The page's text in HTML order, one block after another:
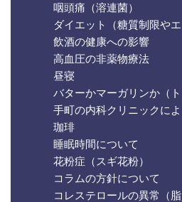
咽頭痛（溶連菌）
ダイエット（糖質制限やエ
飲酒の健康への影響
高血圧の非薬物療法
昼寝
バターかマーガリンか（
手町の内科クリニックに
珈琲
睡眠時間について
花粉症（スギ花粉）
コラムの方針について
コレステロールの異常（脂